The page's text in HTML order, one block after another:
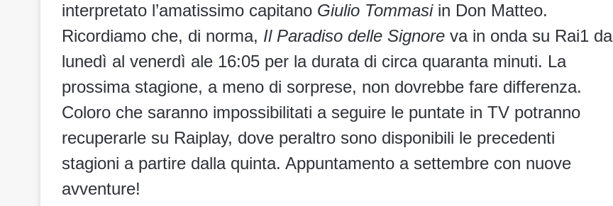
interpretato l’amatissimo capitano Giulio Tommasiin Don Matteo.
Ricordiamo che, di norma, Il Paradiso delle Signore va in onda su Rai1 da
lunedì al venerdì ale 16:05 per la durata di circa quaranta minuti. La
prossima stagione, a meno di sorprese, non dovrebbe fare differenza.
Coloro che saranno impossibilitati a seguire le puntate in TV potranno
recuperarle su Raiplay, dove peraltro sono disponibili le precedenti
stagioni a partire dalla quinta. Appuntamento a settembre con nuove
avventure!